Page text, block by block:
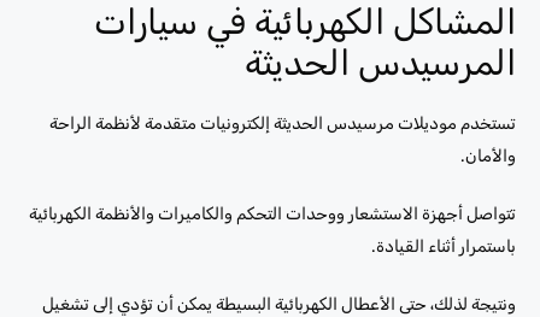
المشاكل الكهربائية في سيارات
المرسيدس الحديثة
تستخدم موديلات مرسيدس الحديثة إلكترونيات متقدمة لأنظمة الراحة
والأمان.
تتواصل أجهزة الاستشعار ووحدات التحكم والكاميرات والأنظمة الكهربائية
باستمرار أثناء القيادة.
ونتيجة لذلك، حتى الأعطال الكهربائية البسيطة يمكن أن تؤدي إلى تشغيل